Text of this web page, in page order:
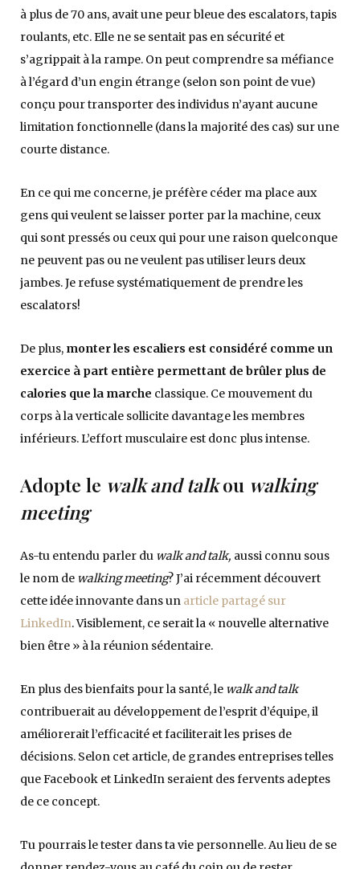
à plus de 70 ans, avait une peur bleue des escalators, tapis
roulants, etc. Elle ne se sentait pas en sécurité et
s’agrippait à la rampe. On peut comprendre sa méfiance
à l’égard d’un engin étrange (selon son point de vue)
conçu pour transporter des individus n’ayant aucune
limitation fonctionnelle (dans la majorité des cas) sur une
courte distance.
En ce qui me concerne, je préfère céder ma place aux
gens qui veulent se laisser porter par la machine, ceux
qui sont pressés ou ceux qui pour une raison quelconque
ne peuvent pas ou ne veulent pas utiliser leurs deux
jambes. Je refuse systématiquement de prendre les
escalators!
De plus, monter les escaliers est considéré comme un
exercice à part entière permettant de brûler plus de
calories que la marche classique. Ce mouvement du
corps à la verticale sollicite davantage les membres
inférieurs. L’effort musculaire est donc plus intense.
Adopte le walk and talkou walking
meeting
As-tu entendu parler du walk and talk, aussi connu sous
le nom de walking meeting? J’ai récemment découvert
cette idée innovante dans un article partagé sur
LinkedIn. Visiblement, ce serait la « nouvelle alternative
bien être » à la réunion sédentaire.
En plus des bienfaits pour la santé, le walk and talk
contribuerait au développement de l’esprit d’équipe, il
améliorerait l’efficacité et faciliterait les prises de
décisions. Selon cet article, de grandes entreprises telles
que Facebook et LinkedIn seraient des fervents adeptes
de ce concept.
Tu pourrais le tester dans ta vie personnelle. Au lieu de se